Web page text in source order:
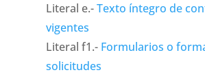
Literal e.-Texto íntegro de
vigentes
Literal f1.- Formularios o
solicitudes